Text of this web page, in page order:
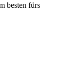
besten fürs